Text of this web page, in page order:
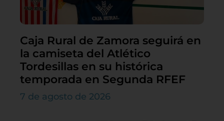
Caja Rural de Zamora seguirá en
la camiseta del Atlético
Tordesillas en su histórica
temporada en Segunda RFEF
7 de agosto de 2026